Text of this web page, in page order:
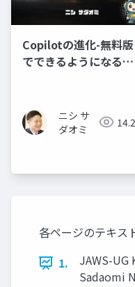
Copilotの進化-無料版
でできるようになるこ
ニシ サ
ダオミ
各ページのテキス
1.
JAWS-UG
Sadaomi